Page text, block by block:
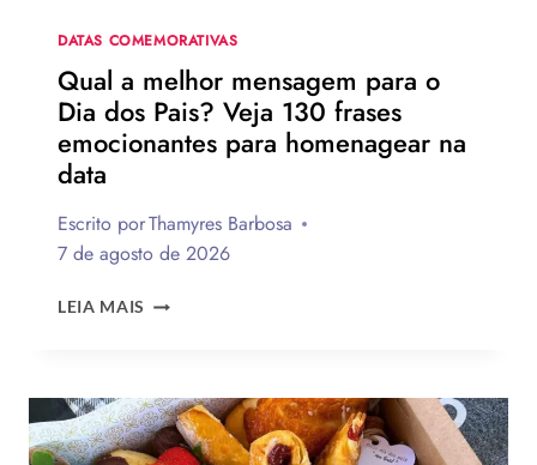
DATAS COMEMORATIVAS
Qual a melhor mensagem para o
Dia dos Pais? Veja 130 frases
emocionantes para homenagear na
data
Escrito porThamyres Barbosa
7 de agosto de 2026
LEIA MAIS QUAL
PARA
O
DIA